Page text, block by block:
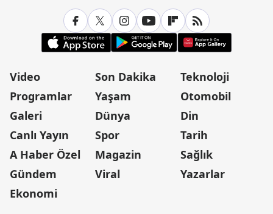
Video
Programlar
Galeri
Canlı Yayın
A Haber Özel
Gündem
Ekonomi
Son Dakika
Yaşam
Dünya
Spor
Magazin
Viral
Teknoloji
Otomobil
Din
Tarih
Sağlık
Yazarlar